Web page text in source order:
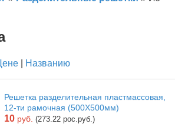
Названию
Решетка разделительная пластмассовая,
12-ти рамочная (500Х500мм)
10 руб. (273.22 рос.руб.)